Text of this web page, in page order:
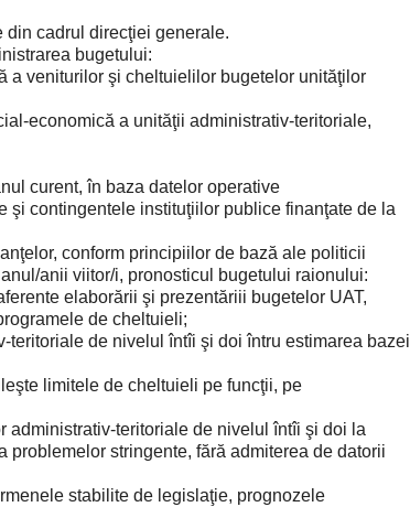
din cadrul direcţiei generale.
bugetului:
a veniturilor şi cheltuielilor bugetelor unităţilor
economică a unităţii administrativ-teritoriale,
curent, în baza datelor operative
contingentele instituţiilor publice finanţate de la
conform principiilor de bază ale politicii
anii viitor/i, pronosticul bugetului raionului:
elaborării şi prezentăriii bugetelor UAT,
de cheltuieli;
de nivelul întîi şi doi întru estimarea bazei
limitele de cheltuieli pe funcţii, pe
teritoriale de nivelul întîi şi doi la
problemelor stringente, fără admiterea de datorii
stabilite de legislaţie, prognozele